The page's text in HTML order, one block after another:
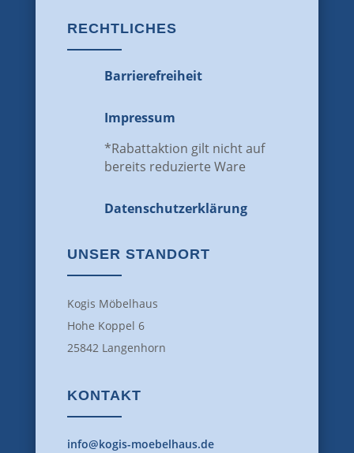
RECHTLICHES
Barrierefreiheit
Impressum
*Rabattaktion gilt nicht auf
bereits reduzierte Ware
Datenschutz­erklärung
UNSER STANDORT
Kogis Möbelhaus
Hohe Koppel 6
25842 Langenhorn
KONTAKT
info@kogis-moebelhaus.de